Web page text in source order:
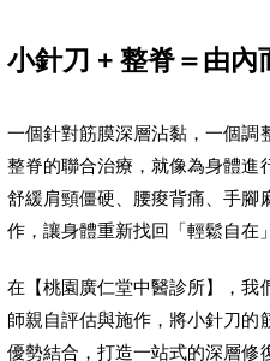
小針刀 + 整脊＝由內
一個針對筋膜深層沾黏，一個調
整脊的聯合治療，就像為身體進
舒緩肩頸僵硬、腰痠背痛、手腳
作，讓身體重新找回「輕鬆自在
在【桃園廣仁堂中醫診所】，我
師親自評估與施作，將小針刀的
優勢結合，打造一站式的深層修